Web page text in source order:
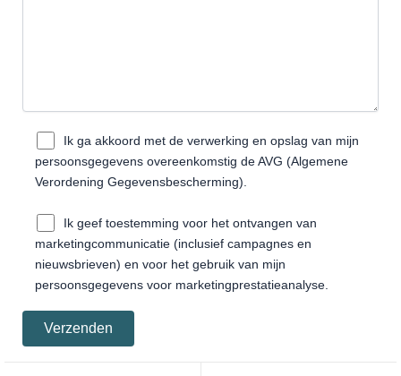
Ik ga akkoord met de verwerking en opslag van mijn
persoonsgegevens overeenkomstig de AVG (Algemene
Verordening Gegevensbescherming).
Ik geef toestemming voor het ontvangen van
marketingcommunicatie (inclusief campagnes en
nieuwsbrieven) en voor het gebruik van mijn
persoonsgegevens voor marketingprestatieanalyse.